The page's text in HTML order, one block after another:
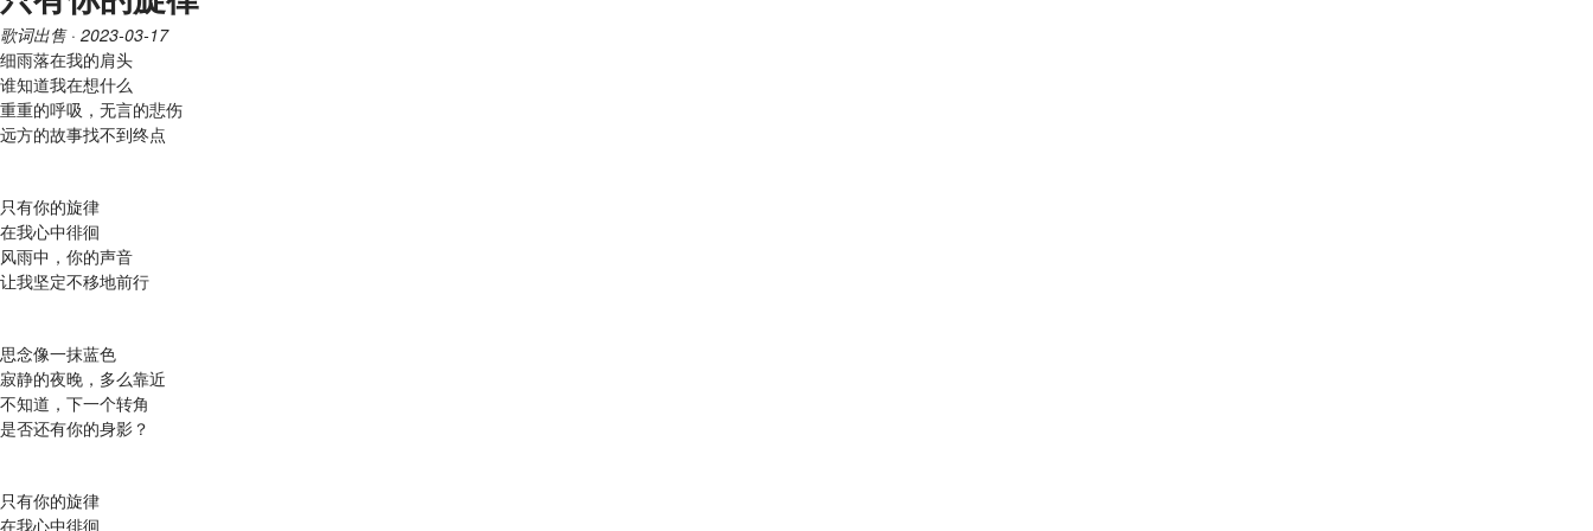
歌词出售· 2023-03-17
细雨落在我的肩头
谁知道我在想什么
重重的呼吸，无言的悲伤
远方的故事找不到终点
只有你的旋律
在我心中徘徊
风雨中，你的声音
让我坚定不移地前行
思念像一抹蓝色
寂静的夜晚，多么靠近
不知道，下一个转角
是否还有你的身影？
只有你的旋律
在我心中徘徊